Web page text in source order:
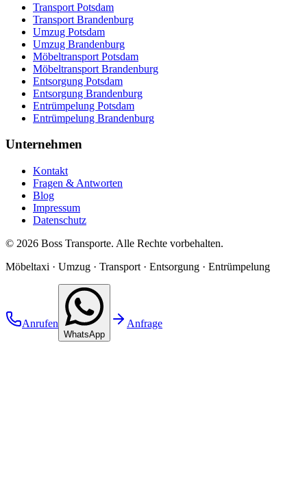
Transport Potsdam
Transport Brandenburg
Umzug Potsdam
Umzug Brandenburg
Möbeltransport Potsdam
Möbeltransport Brandenburg
Entsorgung Potsdam
Entsorgung Brandenburg
Entrümpelung Potsdam
Entrümpelung Brandenburg
Unternehmen
Kontakt
Fragen & Antworten
Blog
Impressum
Datenschutz
© 2026 Boss Transporte. Alle Rechte vorbehalten.
Möbeltaxi · Umzug · Transport · Entsorgung · Entrümpelung
Anrufen
WhatsApp
Anfrage